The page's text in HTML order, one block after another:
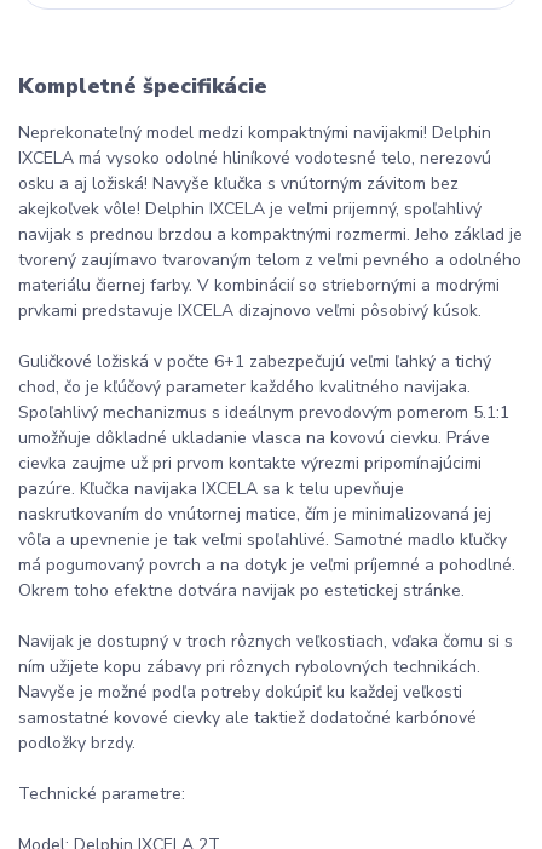
Kompletné špecifikácie
Neprekonateľný model medzi kompaktnými navijakmi! Delphin
IXCELA má vysoko odolné hliníkové vodotesné telo, nerezovú
osku a aj ložiská! Navyše kľučka s vnútorným závitom bez
akejkoľvek vôle! Delphin IXCELA je veľmi prijemný, spoľahlivý
navijak s prednou brzdou a kompaktnými rozmermi. Jeho základ je
tvorený zaujímavo tvarovaným telom z veľmi pevného a odolného
materiálu čiernej farby. V kombinácií so striebornými a modrými
prvkami predstavuje IXCELA dizajnovo veľmi pôsobivý kúsok.
Guličkové ložiská v počte 6+1 zabezpečujú veľmi ľahký a tichý
chod, čo je kľúčový parameter každého kvalitného navijaka.
Spoľahlivý mechanizmus s ideálnym prevodovým pomerom 5.1:1
umožňuje dôkladné ukladanie vlasca na kovovú cievku. Práve
cievka zaujme už pri prvom kontakte výrezmi pripomínajúcimi
pazúre. Kľučka navijaka IXCELA sa k telu upevňuje
naskrutkovaním do vnútornej matice, čím je minimalizovaná jej
vôľa a upevnenie je tak veľmi spoľahlivé. Samotné madlo kľučky
má pogumovaný povrch a na dotyk je veľmi príjemné a pohodlné.
Okrem toho efektne dotvára navijak po estetickej stránke.
Navijak je dostupný v troch rôznych veľkostiach, vďaka čomu si s
ním užijete kopu zábavy pri rôznych rybolovných technikách.
Navyše je možné podľa potreby dokúpiť ku každej veľkosti
samostatné kovové cievky ale taktiež dodatočné karbónové
podložky brzdy.
Technické parametre: